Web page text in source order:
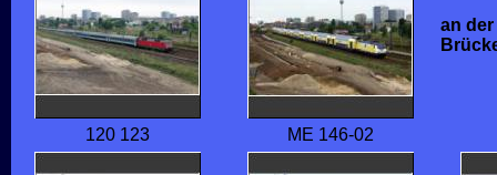
an
120 123 ME 146-02